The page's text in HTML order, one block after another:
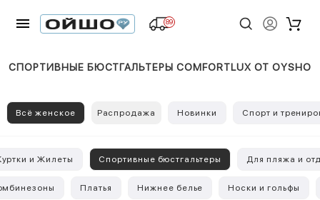
89
СПОРТИВНЫЕ БЮСТГАЛЬТЕРЫ COMFORTLUX ОТ OYSHO
Всё женское Распродажа Новинки Спорт и
и Жилеты Спортивные бюстгальтеры Для пляжа и
Платья Нижнее белье Носки и гольфы